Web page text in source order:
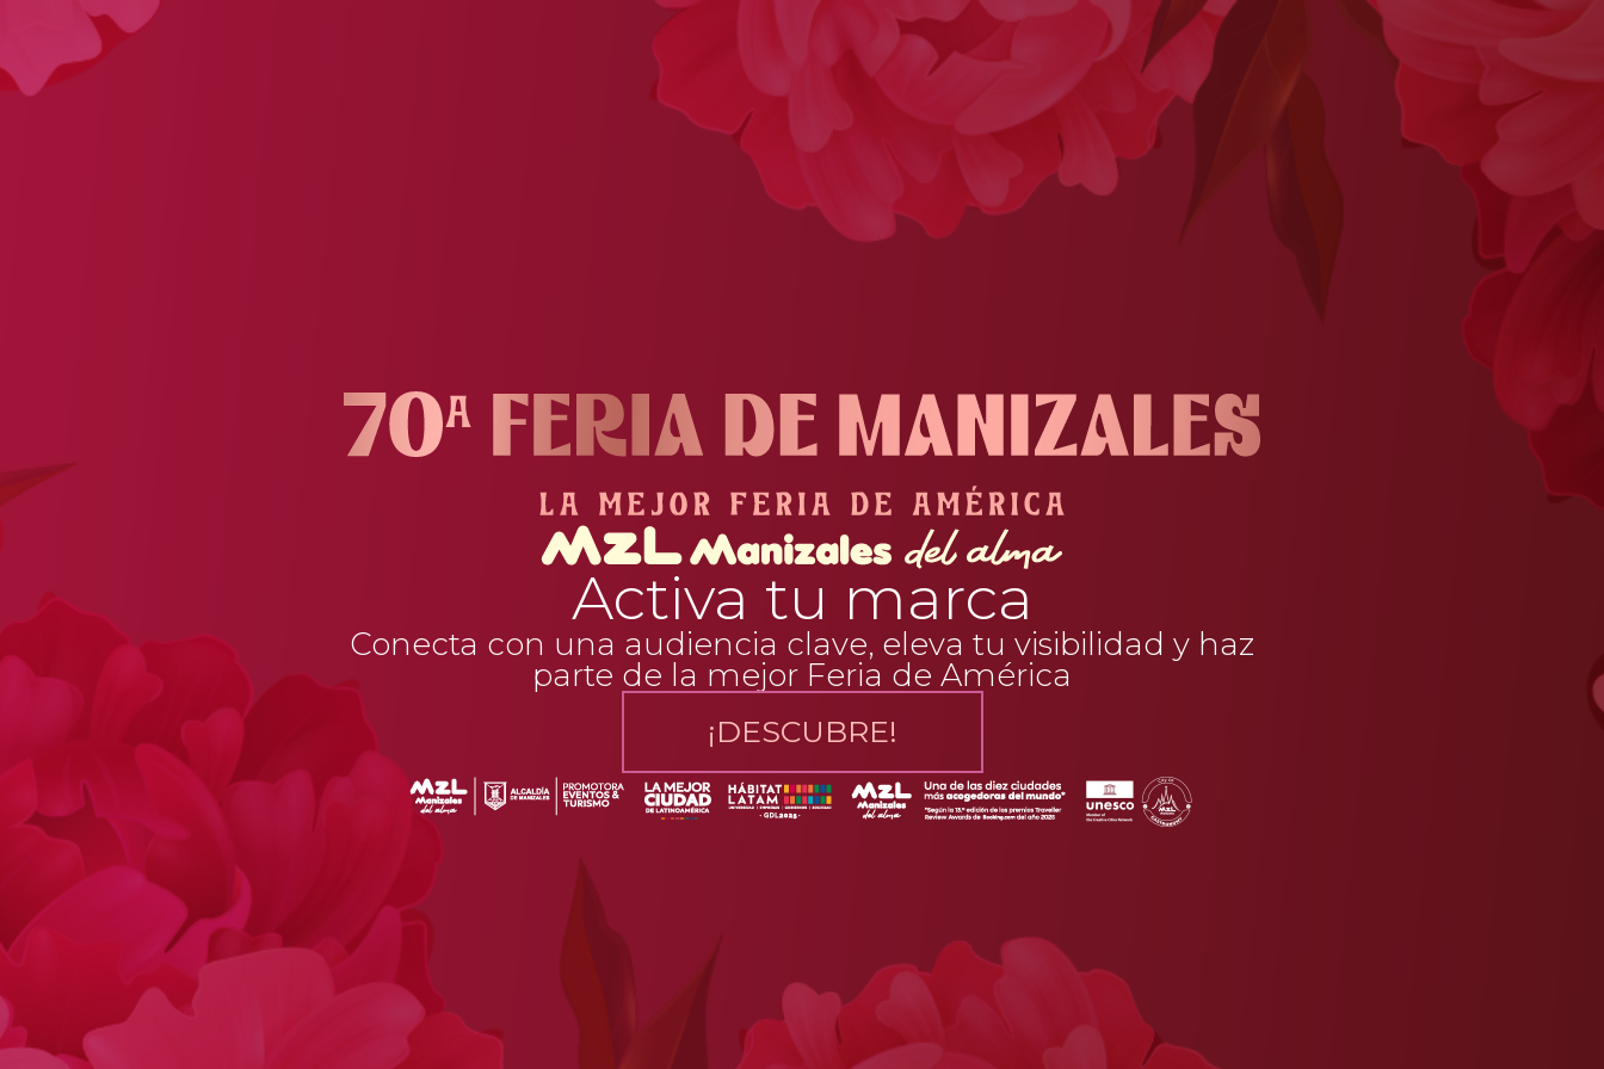
Activa tu marca
Conecta con una audiencia clave, eleva tu visibilidad y haz
parte de la mejor Feria de América
¡DESCUBRE!